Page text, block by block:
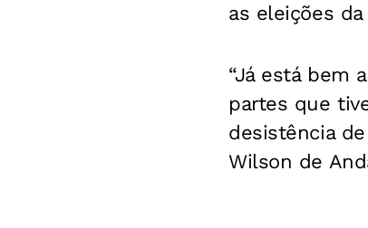
as eleições
“Já está bem
partes que
desistência
Wilson de